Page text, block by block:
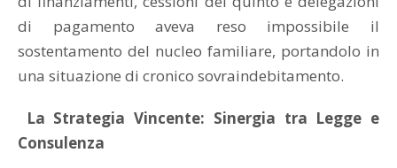
di pagamento aveva reso impossibile il
sostentamento del nucleo familiare, portandolo in
una situazione di cronico sovraindebitamento.
La Strategia Vincente: Sinergia tra Legge e
Consulenza